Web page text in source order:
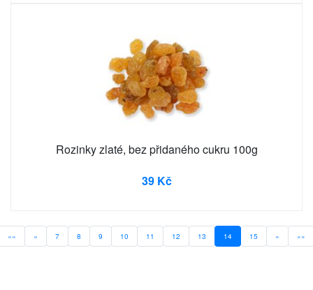
Rozinky zlaté, bez přidaného cukru 100g
39 Kč
«« « 7 8 9 10 11 12 13 14 15 » »»